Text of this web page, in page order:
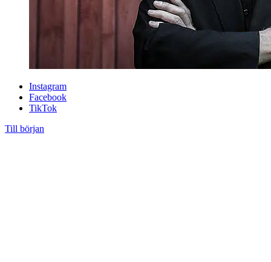
Instagram
Facebook
TikTok
Till början